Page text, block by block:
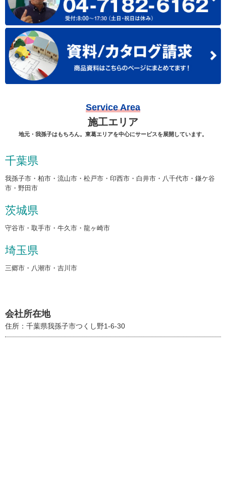
Service Area
施工エリア
地元・我孫子はもちろん。東葛エリアを中心にサービスを展開しています。
千葉県
我孫子市・柏市・流山市・松戸市・印西市・白井市・八千代市・鎌ケ谷
市・野田市
茨城県
守谷市・取手市・牛久市・龍ヶ崎市
埼玉県
三郷市・八潮市・吉川市
会社所在地
住所：千葉県我孫子市つくし野1-6-30